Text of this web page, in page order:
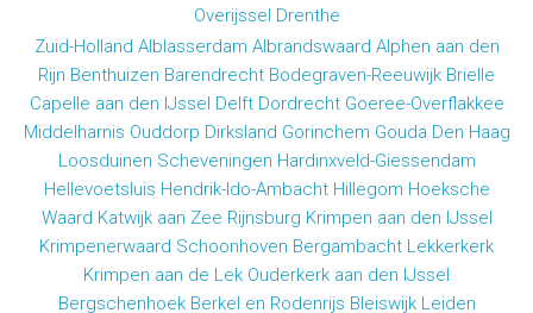
Overijssel Drenthe
Zuid-Holland Alblasserdam Albrandswaard Alphen aan den
Rijn Benthuizen Barendrecht Bodegraven-Reeuwijk Brielle
Capelle aan den IJssel Delft Dordrecht Goeree-Overflakkee
Middelharnis Ouddorp Dirksland Gorinchem Gouda Den Haag
Loosduinen Scheveningen Hardinxveld-Giessendam
Hellevoetsluis Hendrik-Ido-Ambacht Hillegom Hoeksche
Waard Katwijk aan Zee Rijnsburg Krimpen aan den IJssel
Krimpenerwaard Schoonhoven Bergambacht Lekkerkerk
Krimpen aan de Lek Ouderkerk aan den IJssel
Bergschenhoek Berkel en Rodenrijs Bleiswijk Leiden